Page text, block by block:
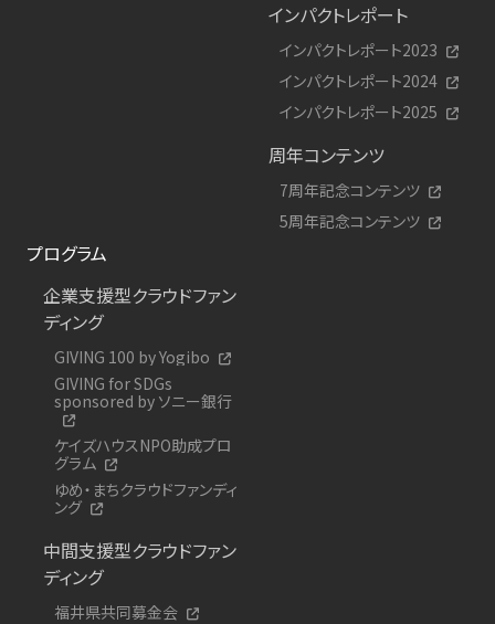
インパクトレポート
インパクトレポート2023
インパクトレポート2024
インパクトレポート2025
周年コンテンツ
7周年記念コンテンツ
5周年記念コンテンツ
プログラム
企業支援型クラウドファン
ディング
GIVING 100 by Yogibo
GIVING for SDGs
sponsored by ソニー銀行
ケイズハウスNPO助成プロ
グラム
ゆめ・まちクラウドファンディ
ング
中間支援型クラウドファン
ディング
福井県共同募金会